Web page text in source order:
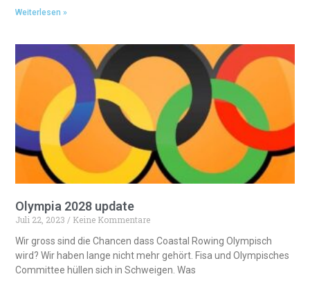
Weiterlesen »
Olympia 2028 update
Juli 22, 2023
Keine Kommentare
Wir gross sind die Chancen dass Coastal Rowing Olympisch
wird? Wir haben lange nicht mehr gehört. Fisa und Olympisches
Committee hüllen sich in Schweigen. Was